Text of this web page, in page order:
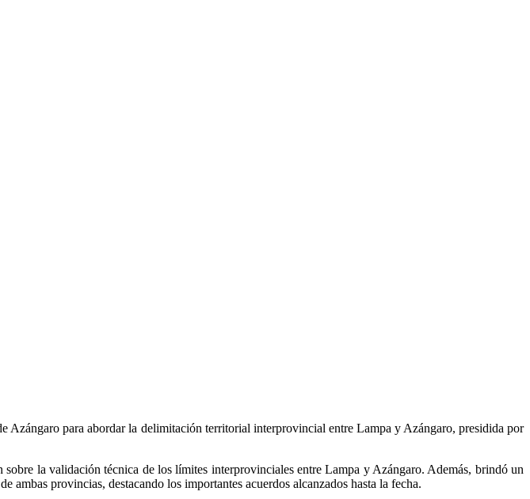
Azángaro para abordar la delimitación territorial interprovincial entre Lampa y Azángaro, presidida por
la validación técnica de los límites interprovinciales entre Lampa y Azángaro. Además, brindó un
provincias, destacando los importantes acuerdos alcanzados hasta la fecha.